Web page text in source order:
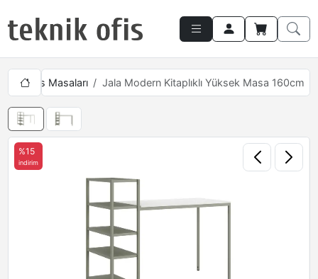
Ofis Masaları Jala Modern Kitaplıklı Yüksek Masa 160cm
%15
indirim